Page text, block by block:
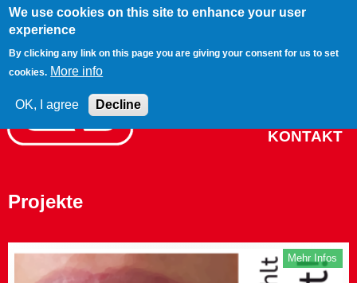
We use cookies on this site to enhance your user
experience
By clicking any link on this page you are giving your consent for us to set
cookies. More info
OK, I agree Decline
Jump to navigation
BRAND
KONTAKT
Projekte
Mehr Infos